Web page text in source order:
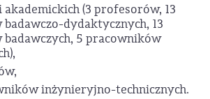
akademickich (3 profesorów, 13
dydaktycznych, 13
5 pracowników
inżynieryjno-technicznych.